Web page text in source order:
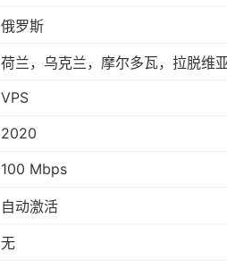
俄罗斯
荷兰，乌克兰，摩尔多瓦，拉脱维
VPS
2020
100 Mbps
自动激活
无